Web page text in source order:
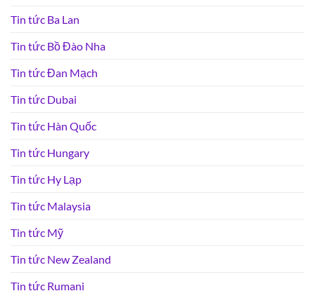
Tin tức Ba Lan
Tin tức Bồ Đào Nha
Tin tức Đan Mạch
Tin tức Dubai
Tin tức Hàn Quốc
Tin tức Hungary
Tin tức Hy Lạp
Tin tức Malaysia
Tin tức Mỹ
Tin tức New Zealand
Tin tức Rumani